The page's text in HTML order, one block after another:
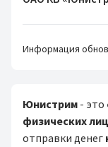
Информация
Юнистрим - это
физических
отправки денег